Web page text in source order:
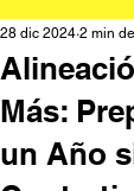
Más:
un Año
28 dic 2024 2 min